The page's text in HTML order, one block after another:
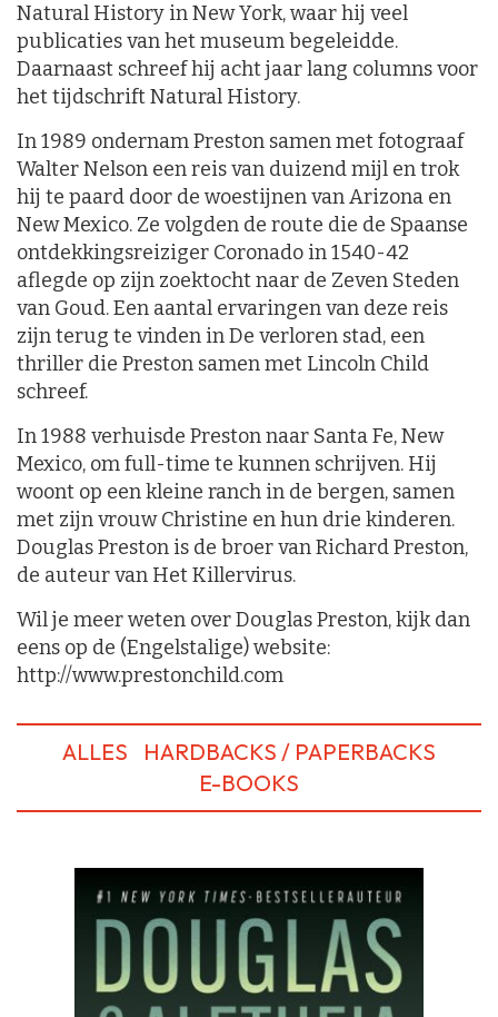
Natural History in New York, waar hij veel
publicaties van het museum begeleidde.
Daarnaast schreef hij acht jaar lang columns voor
het tijdschrift Natural History.
In 1989 ondernam Preston samen met fotograaf
Walter Nelson een reis van duizend mijl en trok
hij te paard door de woestijnen van Arizona en
New Mexico. Ze volgden de route die de Spaanse
ontdekkingsreiziger Coronado in 1540-42
aflegde op zijn zoektocht naar de Zeven Steden
van Goud. Een aantal ervaringen van deze reis
zijn terug te vinden in De verloren stad, een
thriller die Preston samen met Lincoln Child
schreef.
In 1988 verhuisde Preston naar Santa Fe, New
Mexico, om full-time te kunnen schrijven. Hij
woont op een kleine ranch in de bergen, samen
met zijn vrouw Christine en hun drie kinderen.
Douglas Preston is de broer van Richard Preston,
de auteur van Het Killervirus.
Wil je meer weten over Douglas Preston, kijk dan
eens op de (Engelstalige) website:
http://www.prestonchild.com
ALLES
HARDBACKS / PAPERBACKS
E-BOOKS